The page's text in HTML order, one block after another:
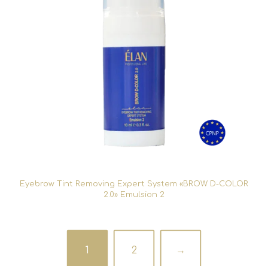
Eyebrow Tint Removing Expert System «BROW D-COLOR
2.0» Emulsion 2
2 →